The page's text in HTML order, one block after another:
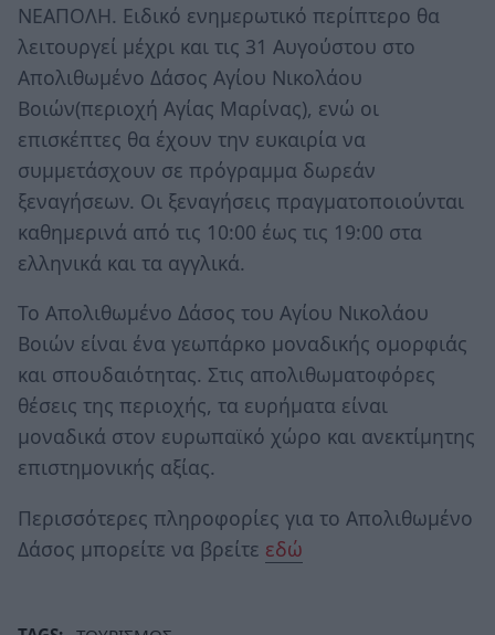
ΝΕΑΠΟΛΗ. Ειδικό ενημερωτικό περίπτερο θα
λειτουργεί μέχρι και τις 31 Αυγούστου στο
Απολιθωμένο Δάσος Αγίου Νικολάου
Βοιών(περιοχή Αγίας Μαρίνας), ενώ οι
επισκέπτες θα έχουν την ευκαιρία να
συμμετάσχουν σε πρόγραμμα δωρεάν
ξεναγήσεων. Οι ξεναγήσεις πραγματοποιούνται
καθημερινά από τις 10:00 έως τις 19:00 στα
ελληνικά και τα αγγλικά.
Το Απολιθωμένο Δάσος του Αγίου Νικολάου
Βοιών είναι ένα γεωπάρκο μοναδικής ομορφιάς
και σπουδαιότητας. Στις απολιθωματοφόρες
θέσεις της περιοχής, τα ευρήματα είναι
μοναδικά στον ευρωπαϊκό χώρο και ανεκτίμητης
επιστημονικής αξίας.
Περισσότερες πληροφορίες για το Απολιθωμένο
Δάσος μπορείτε να βρείτε εδώ